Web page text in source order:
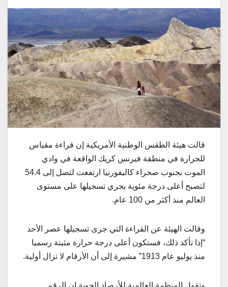
قالت هيئة الطقس الوطنية الأمريكية إن قراءة مقياس
للحرارة في منطقة فيرنس كريك الواقعة في وادي
الموت بجنوب صحراء كاليفورنيا ارتفعت لتصل إلى 54.4
لتصبح أعلى درجة مئوية يجري تسجيلها على مستوى
العالم منذ أكثر من 100 عام.
وقالت الهيئة عن القراءة التي جرى تسجيلها عصر الأحد
“إذا تأكد ذلك، فستكون أعلى درجة حرارة مثبتة رسميا
منذ يوليو عام 1913” مشيرة إلى أن الأرقام لا تزال أولية.
وتقول المنظمة العالمية للأرصاد الجوية إن الرقم